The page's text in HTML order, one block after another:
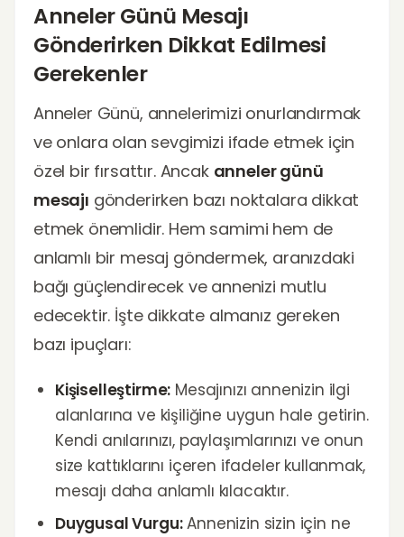
Anneler Günü Mesajı
Gönderirken Dikkat Edilmesi
Gerekenler
Anneler Günü, annelerimizi onurlandırmak
ve onlara olan sevgimizi ifade etmek için
özel bir fırsattır. Ancak anneler günü
mesajı gönderirken bazı noktalara dikkat
etmek önemlidir. Hem samimi hem de
anlamlı bir mesaj göndermek, aranızdaki
bağı güçlendirecek ve annenizi mutlu
edecektir. İşte dikkate almanız gereken
bazı ipuçları:
Kişiselleştirme: Mesajınızı annenizin ilgi
alanlarına ve kişiliğine uygun hale getirin.
Kendi anılarınızı, paylaşımlarınızı ve onun
size kattıklarını içeren ifadeler kullanmak,
mesajı daha anlamlı kılacaktır.
Duygusal Vurgu:Annenizin sizin için ne